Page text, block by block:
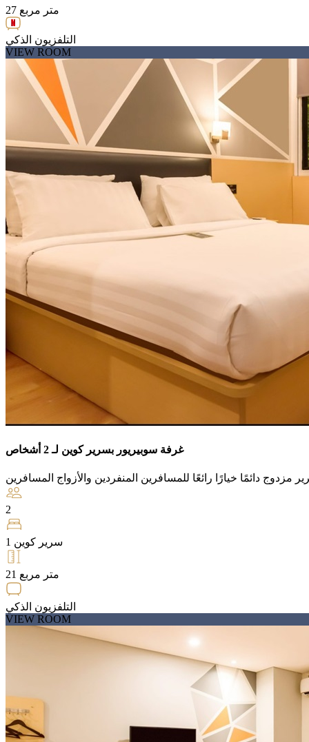
27 متر مربع
التلفزيون الذكي
VIEW ROOM
غرفة سوبيريور بسرير كوين لـ 2 أشخاص
2
1 سرير كوين
21 متر مربع
التلفزيون الذكي
VIEW ROOM